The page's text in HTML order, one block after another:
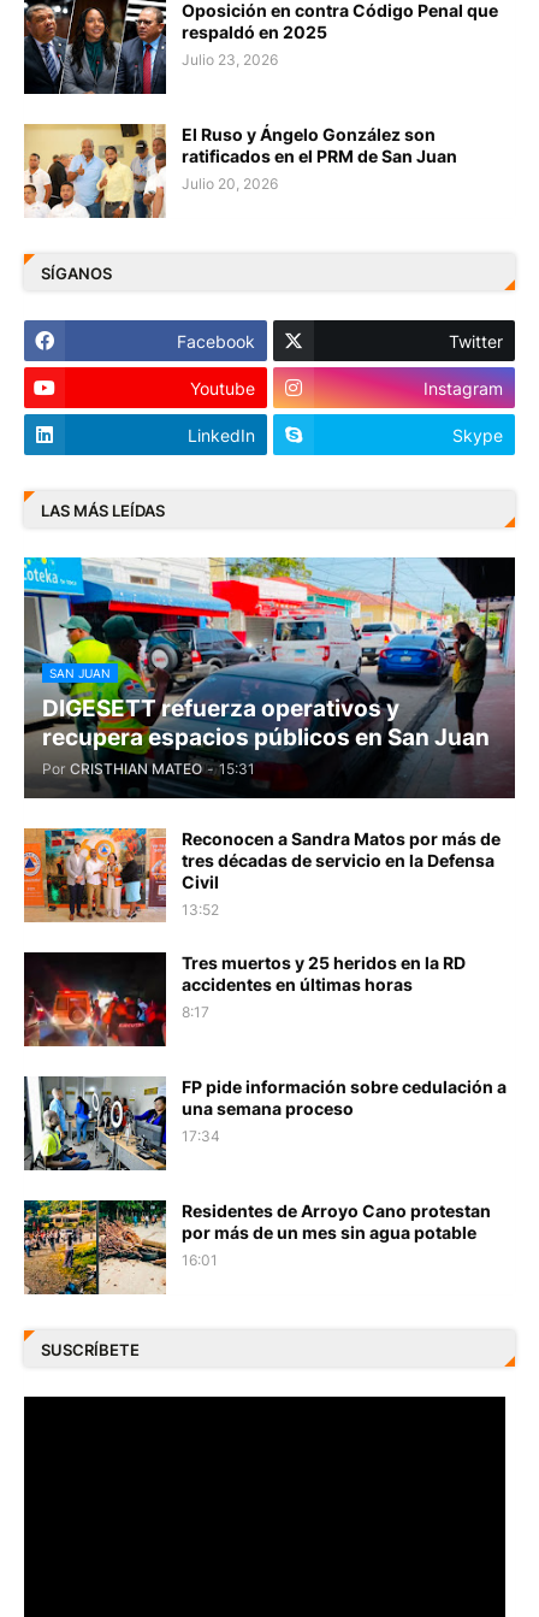
Oposición en contra Código Penal que
respaldó en 2025
Julio 23, 2026
El Ruso y Ángelo González son
ratificados en el PRM de San Juan
Julio 20, 2026
SÍGANOS
Facebook Twitter
Youtube Instagram
LinkedIn Skype
LAS MÁS LEÍDAS
SAN JUAN
DIGESETT refuerza operativos y
recupera espacios públicos en San Juan
Por CRISTHIAN MATEO - 15:31
Reconocen a Sandra Matos por más de
tres décadas de servicio en la Defensa
Civil
13:52
Tres muertos y 25 heridos en la RD
accidentes en últimas horas
8:17
FP pide información sobre cedulación a
una semana proceso
17:34
Residentes de Arroyo Cano protestan
por más de un mes sin agua potable
16:01
SUSCRÍBETE